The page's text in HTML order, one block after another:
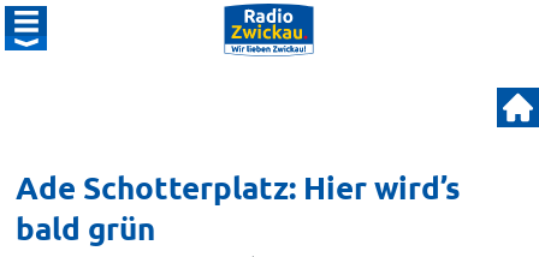
Ade Schotterplatz: Hier wird’s
bald grün